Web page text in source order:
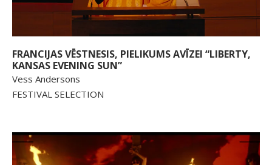
FRANCIJAS VĒSTNESIS, PIELIKUMS AVĪZEI “LIBERTY,
KANSAS EVENING SUN”
Vess Andersons
FESTIVAL SELECTION